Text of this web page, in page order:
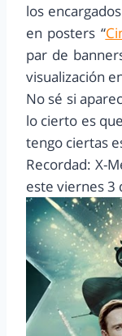
los
en posters “
par de
visualización
No sé si
lo cierto es
tengo ciertas
Recordad: X-
este viernes 3